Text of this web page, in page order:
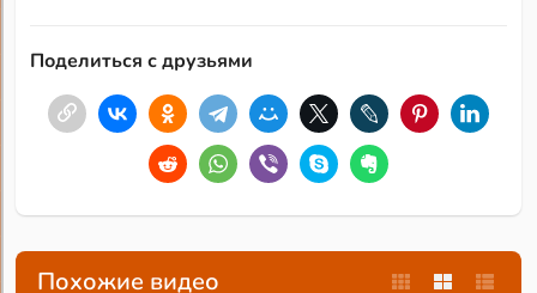
Поделиться с друзьями
Похожие видео